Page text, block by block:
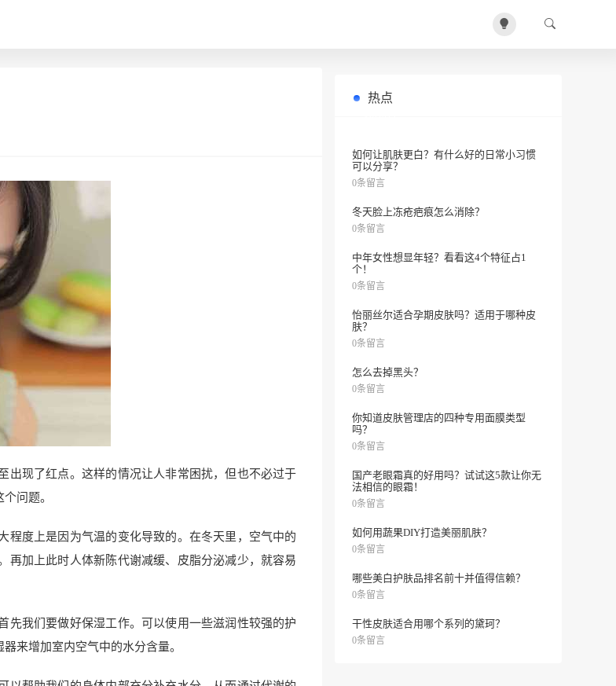
出现了红点。这样的情况让人非常困扰，但也不必过于
问题。
程度上是因为气温的变化导致的。在冬天里，空气中的
再加上此时人体新陈代谢减缓、皮脂分泌减少，就容易
先我们要做好保湿工作。可以使用一些滋润性较强的护
来增加室内空气中的水分含量。
热点
如何让肌肤更白？有什么好的日常小习惯
可以分享？
0条留言
冬天脸上冻疮疤痕怎么消除？
0条留言
中年女性想显年轻？看看这4个特征占1
个！
0条留言
怡丽丝尔适合孕期皮肤吗？适用于哪种皮
肤？
0条留言
怎么去掉黑头？
0条留言
你知道皮肤管理店的四种专用面膜类型
吗？
0条留言
国产老眼霜真的好用吗？试试这5款让你无
法相信的眼霜！
0条留言
如何用蔬果DIY打造美丽肌肤？
0条留言
哪些美白护肤品排名前十并值得信赖？
0条留言
干性皮肤适合用哪个系列的黛珂？
0条留言